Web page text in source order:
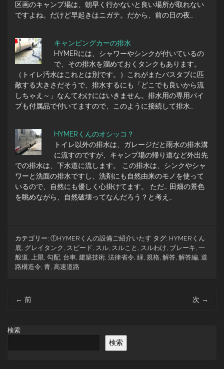
区画のキャンプ場は、朝早く行かないと良い場所が取れない
ですよね。だけど早起きはニガテ。だから、前の日の夜…
キャンピングカーの排水
HYMERには、シャワーやシンクが付いているの
で、その排水を溜めておくタンクもあります。
（トイレ汚水はこれとは別です。）これがまたバスタブに匹
敵する大きさだそうで、排水するにも「どこでも良いから流
しちゃえ～」なんてわけにはいきません。排水用の専用パイ
プも付属品で付いてますので、このように接続して排水…
HYMERくんのオシッコ？
トイレ以外の排水は、ガレージだと雨水の排水溝
に流すのですが、キャンプ場の帰り道など外出先
での排水は、下水道に流します。 この排水は、シンクやシャ
ワーと洗面の排水ですし、洗剤にも自然由来のモノを使って
いるので、自然にも優しく心掛けてます。 ただ… 田畑の景色
を眺めながら、自然破壊ってなんだろう？と考え…
カテゴリー: ①HYMERくんの設備ご紹介いたす タグ: HYMERくん
底 グレイタンク スピード スル スルこと スルわけ ブレーキ 一
般道
上限 勾配 台車 建築技術 法律省令 緑 規格 解答 解答編 道
路構造令 青 高速道路
ビ
ゲ
← 前 次 →
検索
検索